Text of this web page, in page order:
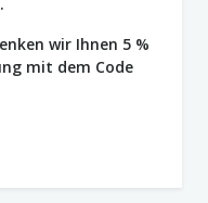
wir Ihnen 5 %
mit dem Code